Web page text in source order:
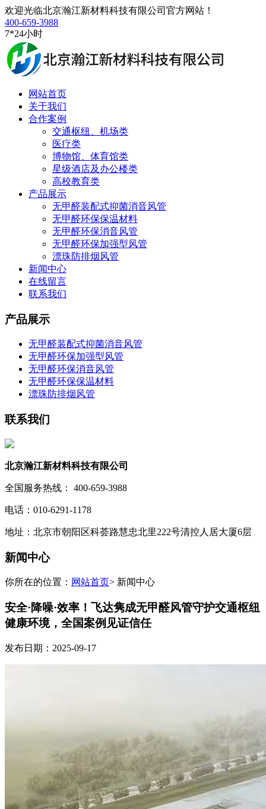
欢迎光临北京瀚江新材料科技有限公司官方网站！
400-659-3988
7*24小时
网站首页
关于我们
合作案例
交通枢纽、机场类
医疗类
博物馆、体育馆类
星级酒店及办公楼类
高校教育类
产品展示
无甲醛装配式抑菌消音风管
无甲醛环保保温材料
无甲醛环保消音风管
无甲醛环保加强型风管
漂珠防排烟风管
新闻中心
在线留言
联系我们
产品展示
无甲醛装配式抑菌消音风管
无甲醛环保加强型风管
无甲醛环保消音风管
无甲醛环保保温材料
漂珠防排烟风管
联系我们
北京瀚江新材料科技有限公司
全国服务热线： 400-659-3988
电话：010-6291-1178
地址：北京市朝阳区科荟路慧忠北里222号清控人居大厦6层
新闻中心
你所在的位置： 网站首页> 新闻中心
安全·降噪·效率！飞达隽成无甲醛风管守护交通枢纽
健康环境，全国案例见证信任
发布日期：2025-09-17